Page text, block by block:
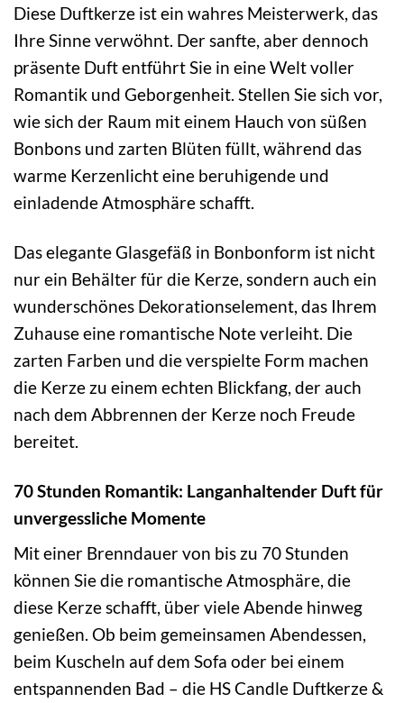
Diese Duftkerze ist ein wahres Meisterwerk, das
Ihre Sinne verwöhnt. Der sanfte, aber dennoch
präsente Duft entführt Sie in eine Welt voller
Romantik und Geborgenheit. Stellen Sie sich vor,
wie sich der Raum mit einem Hauch von süßen
Bonbons und zarten Blüten füllt, während das
warme Kerzenlicht eine beruhigende und
einladende Atmosphäre schafft.
Das elegante Glasgefäß in Bonbonform ist nicht
nur ein Behälter für die Kerze, sondern auch ein
wunderschönes Dekorationselement, das Ihrem
Zuhause eine romantische Note verleiht. Die
zarten Farben und die verspielte Form machen
die Kerze zu einem echten Blickfang, der auch
nach dem Abbrennen der Kerze noch Freude
bereitet.
70 Stunden Romantik: Langanhaltender Duft für
unvergessliche Momente
Mit einer Brenndauer von bis zu 70 Stunden
können Sie die romantische Atmosphäre, die
diese Kerze schafft, über viele Abende hinweg
genießen. Ob beim gemeinsamen Abendessen,
beim Kuscheln auf dem Sofa oder bei einem
entspannenden Bad – die HS Candle Duftkerze &